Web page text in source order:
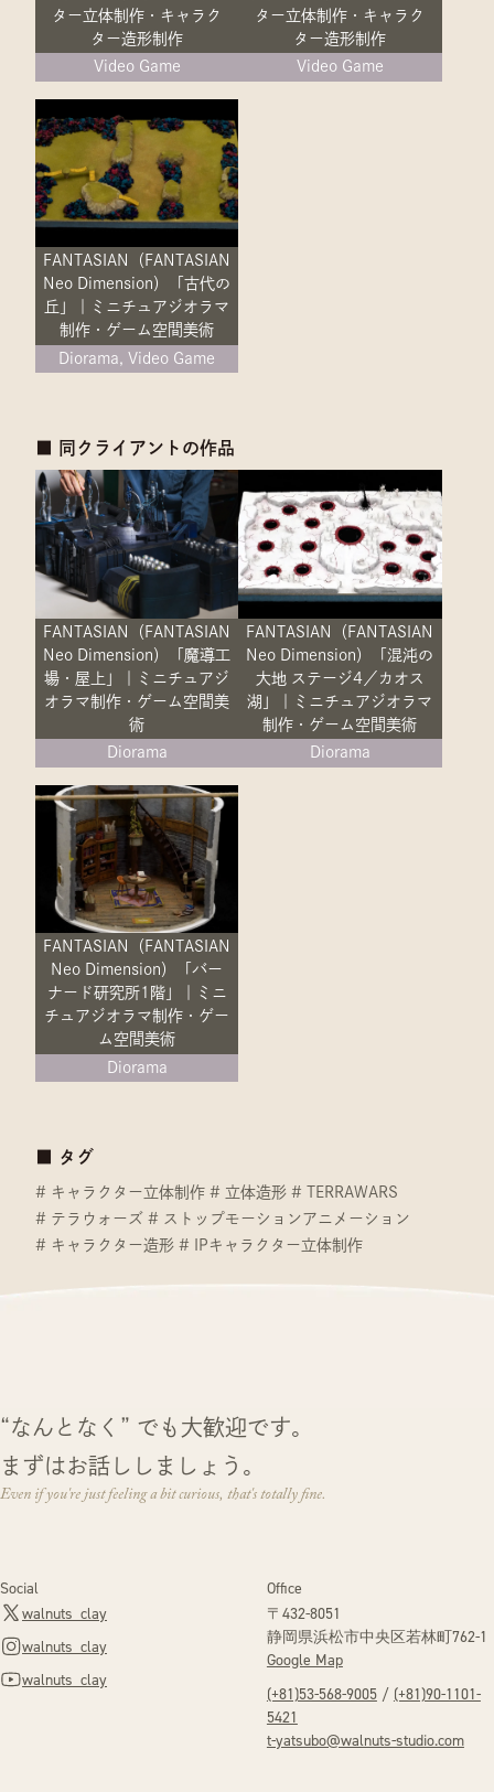
ター立体制作・キャラク
ター造形制作
Video Game
ター立体制作・キャラク
ター造形制作
Video Game
FANTASIAN（FANTASIAN
Neo Dimension）「古代の
丘」｜ミニチュアジオラマ
制作・ゲーム空間美術
Diorama, Video Game
■ 同クライアントの作品
FANTASIAN（FANTASIAN
Neo Dimension）「魔導工
場・屋上」｜ミニチュアジ
オラマ制作・ゲーム空間美
術
Diorama
FANTASIAN（FANTASIAN
Neo Dimension）「混沌の
大地 ステージ4／カオス
湖」｜ミニチュアジオラマ
制作・ゲーム空間美術
Diorama
FANTASIAN（FANTASIAN
Neo Dimension）「バー
ナード研究所1階」｜ミニ
チュアジオラマ制作・ゲー
ム空間美術
Diorama
■ タグ
キャラクター立体制作 立体造形
TERRAWARS
テラウォーズ
ストップモーションアニメーション
キャラクター造形
IPキャラクター立体制作
“なんとなく” でも大歓迎です。
まずはお話ししましょう。
Even if you're just feeling a bit curious, that's totally fine.
Office
〒432-8051
静岡県浜松市中央区若林町762-1
Google Map
(+81)53-568-9005/ (+81)90-1101-
5421
t-yatsubo@walnuts-studio.com
Social
walnuts_clay
walnuts_clay
walnuts_clay